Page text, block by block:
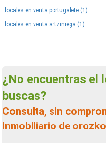
locales en venta portugalete (1)
locales en venta artziniega (1)
¿No encuentras el local en venta que
buscas?
Consulta, sin compromiso, a un agente
inmobiliario de orozko